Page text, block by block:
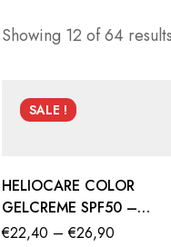
Showing 12 of 64 results
SALE !
HELIOCARE COLOR
GELCREME SPF50 –
SAULĖS APSAUGA SU
€22,40 – €26,90